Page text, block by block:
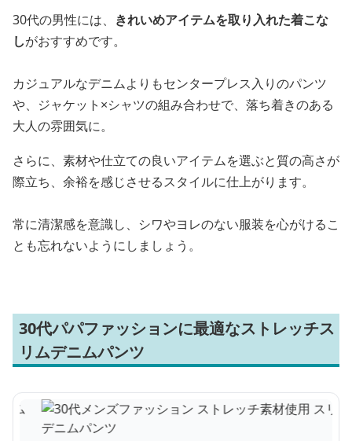
30代の男性には、 きれいめアイテムを取り入れた着こな
しがおすすめです。
カジュアルなデニムよりもセンタープレス入りのパンツ
や、ジャケット×シャツの組み合わせで、落ち着きのある
大人の雰囲気に。
さらに、素材や仕立ての良いアイテムを選ぶと質の高さが
際立ち、余裕を感じさせるスタイルに仕上がります。
常に清潔感を意識し、シワやヨレのない服装を心がけるこ
とも忘れないようにしましょう。
30代パパファッションに最適なストレッチス
リムデニムパンツ